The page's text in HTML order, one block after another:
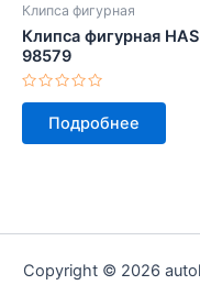
Клипса фигурная
Клипса фигурная
98579
Оценка
5
Подробнее
Copyright © 2026